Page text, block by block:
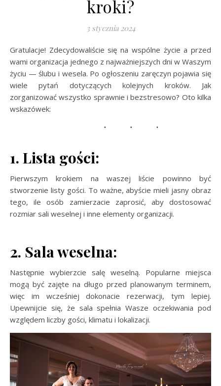
kroki?
3 stycznia 2024
Gratulacje! Zdecydowaliście się na wspólne życie a przed
wami organizacja jednego z najważniejszych dni w Waszym
życiu — ślubu i wesela. Po ogłoszeniu zaręczyn pojawia się
wiele pytań dotyczących kolejnych kroków. Jak
zorganizować wszystko sprawnie i bezstresowo? Oto kilka
wskazówek:
1. Lista gości:
Pierwszym krokiem na waszej liście powinno być
stworzenie listy gości. To ważne, abyście mieli jasny obraz
tego, ile osób zamierzacie zaprosić, aby dostosować
rozmiar sali weselnej i inne elementy organizacji.
2. Sala weselna:
Następnie wybierzcie salę weselną. Popularne miejsca
mogą być zajęte na długo przed planowanym terminem,
więc im wcześniej dokonacie rezerwacji, tym lepiej.
Upewnijcie się, że sala spełnia Wasze oczekiwania pod
względem liczby gości, klimatu i lokalizacji.